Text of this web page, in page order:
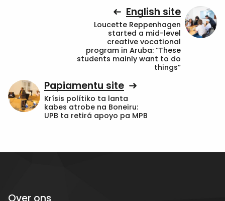
English site
Loucette Reppenhagen
started a mid-level
creative vocational
program in Aruba: “These
students mainly want to do
things”
Papiamentu site
Krísis polítiko ta lanta
kabes atrobe na Boneiru:
UPB ta retirá apoyo pa MPB
Over ons